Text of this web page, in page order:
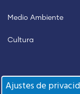
Medio Ambiente
Cultura
Información
Ajustes de